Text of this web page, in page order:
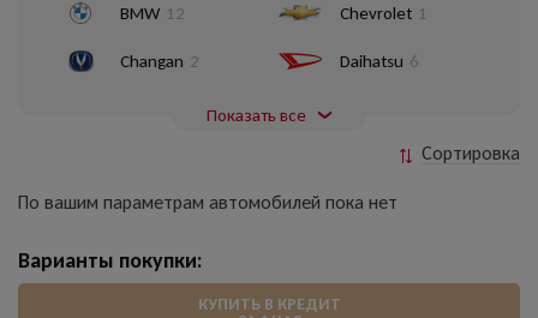
BMW 12
Changan 2
Chevrolet 1
Daihatsu 6
Показать все
Сортировка
По вашим параметрам автомобилей пока нет
Варианты покупки:
КУПИТЬ В КРЕДИТ